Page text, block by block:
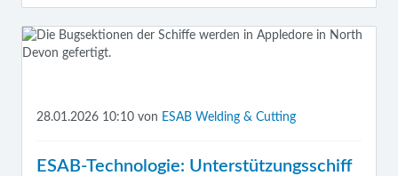
28.01.2026 10:10 von ESAB Welding & Cutting
ESAB-Technologie: Unterstützungsschiff